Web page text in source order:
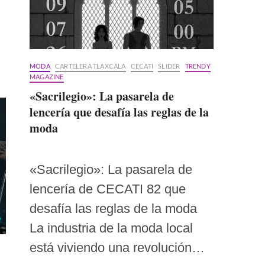
MODA CARTELERA TLAXCALA CECATI SLIDER
TRENDY
MAGAZINE
«Sacrilegio»: La pasarela de
lencería que desafía las reglas de la
moda
«Sacrilegio»: La pasarela de
lencería de CECATI 82 que
desafía las reglas de la moda
La industria de la moda local
está viviendo una revolución…